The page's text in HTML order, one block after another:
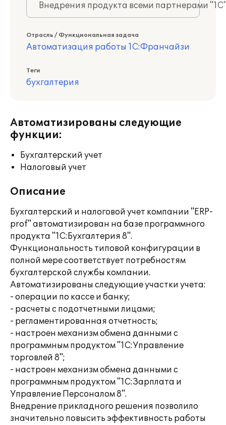
Внедрения продукта всеми партнерами
Отрасль / Функциональная задача
Автоматизация работы 1С:Франчайзи
Теги
бухгалтерия
Автоматизированы следующие
функции:
Бухгалтерский учет
Налоговый учет
Описание
Бухгалтерский и налоговой учет компании "ERP-
prof" автоматизирован на базе программного
продукта "1С:Бухгалтерия 8".
Функциональность типовой конфигурации в
полной мере соответствует потребностям
бухгалтерской службы компании.
Автоматизированы следующие участки учета:
- операции по кассе и банку;
- расчеты с подотчетными лицами;
- регламентированная отчетность;
- настроен механизм обмена данными с
программным продуктом "1С:Управление
торговлей 8";
- настроен механизм обмена данными с
программным продуктом "1С:Зарплата и
Управление Персоналом 8".
Внедрение прикладного решения позволило
значительно повысить эффективность работы